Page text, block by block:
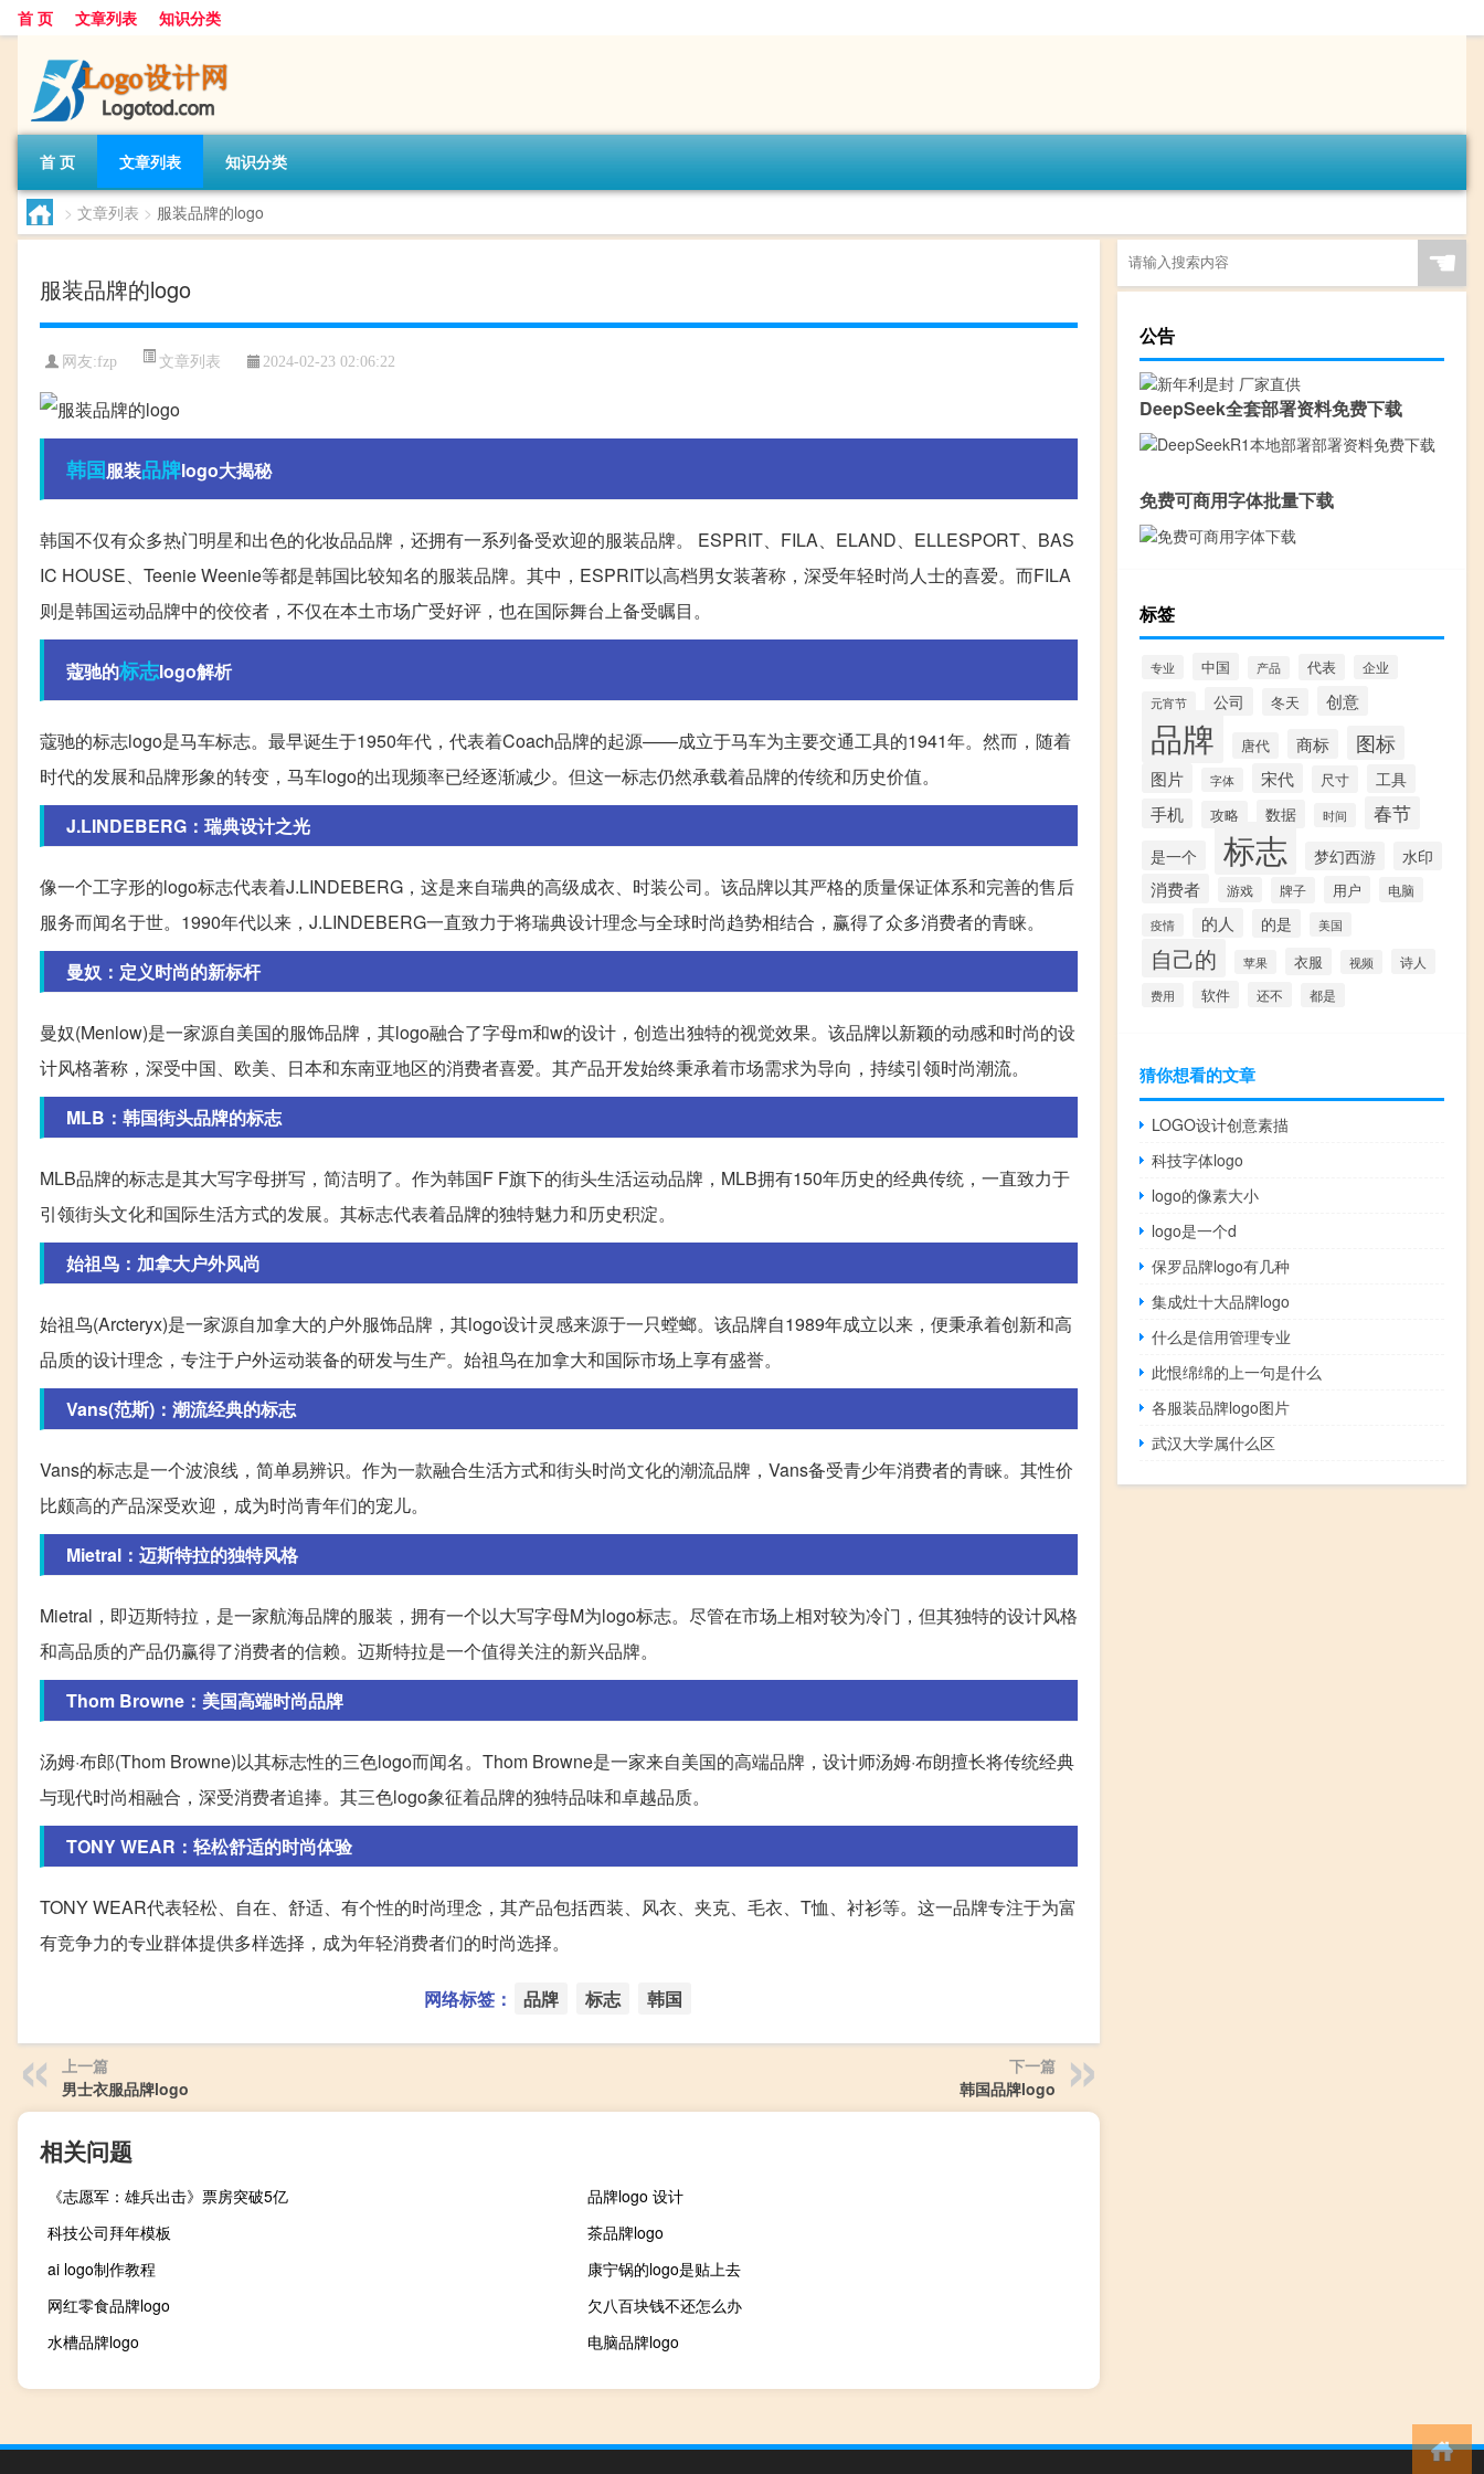
首 页 文章列表 知识分类
首 页 文章列表 知识分类
> 文章列表 > 服装品牌的logo
服装品牌的logo
网友:fzp 文章列表 2024-02-23 02:06:22
韩国服装品牌logo大揭秘
韩国不仅有众多热门明星和出色的化妆品品牌，还拥有一系列备受欢迎的服装品牌。 ESPRIT、FILA、ELAND、ELLESPORT、BAS
IC HOUSE、Teenie Weenie等都是韩国比较知名的服装品牌。其中，ESPRIT以高档男女装著称，深受年轻时尚人士的喜爱。而FILA
则是韩国运动品牌中的佼佼者，不仅在本土市场广受好评，也在国际舞台上备受瞩目。
蔻驰的标志logo解析
蔻驰的标志logo是马车标志。最早诞生于1950年代，代表着Coach品牌的起源——成立于马车为主要交通工具的1941年。然而，随着
时代的发展和品牌形象的转变，马车logo的出现频率已经逐渐减少。但这一标志仍然承载着品牌的传统和历史价值。
J.LINDEBERG：瑞典设计之光
像一个工字形的logo标志代表着J.LINDEBERG，这是来自瑞典的高级成衣、时装公司。该品牌以其严格的质量保证体系和完善的售后
服务而闻名于世。1990年代以来，J.LINDEBERG一直致力于将瑞典设计理念与全球时尚趋势相结合，赢得了众多消费者的青睐。
曼奴：定义时尚的新标杆
曼奴(Menlow)是一家源自美国的服饰品牌，其logo融合了字母m和w的设计，创造出独特的视觉效果。该品牌以新颖的动感和时尚的设
计风格著称，深受中国、欧美、日本和东南亚地区的消费者喜爱。其产品开发始终秉承着市场需求为导向，持续引领时尚潮流。
MLB：韩国街头品牌的标志
MLB品牌的标志是其大写字母拼写，简洁明了。作为韩国F F旗下的街头生活运动品牌，MLB拥有150年历史的经典传统，一直致力于
引领街头文化和国际生活方式的发展。其标志代表着品牌的独特魅力和历史积淀。
始祖鸟：加拿大户外风尚
始祖鸟(Arcteryx)是一家源自加拿大的户外服饰品牌，其logo设计灵感来源于一只螳螂。该品牌自1989年成立以来，便秉承着创新和高
品质的设计理念，专注于户外运动装备的研发与生产。始祖鸟在加拿大和国际市场上享有盛誉。
Vans(范斯)：潮流经典的标志
Vans的标志是一个波浪线，简单易辨识。作为一款融合生活方式和街头时尚文化的潮流品牌，Vans备受青少年消费者的青睐。其性价
比颇高的产品深受欢迎，成为时尚青年们的宠儿。
Mietral：迈斯特拉的独特风格
Mietral，即迈斯特拉，是一家航海品牌的服装，拥有一个以大写字母M为logo标志。尽管在市场上相对较为冷门，但其独特的设计风格
和高品质的产品仍赢得了消费者的信赖。迈斯特拉是一个值得关注的新兴品牌。
Thom Browne：美国高端时尚品牌
汤姆·布郎(Thom Browne)以其标志性的三色logo而闻名。Thom Browne是一家来自美国的高端品牌，设计师汤姆·布朗擅长将传统经典
与现代时尚相融合，深受消费者追捧。其三色logo象征着品牌的独特品味和卓越品质。
TONY WEAR：轻松舒适的时尚体验
TONY WEAR代表轻松、自在、舒适、有个性的时尚理念，其产品包括西装、风衣、夹克、毛衣、T恤、衬衫等。这一品牌专注于为富
有竞争力的专业群体提供多样选择，成为年轻消费者们的时尚选择。
网络标签： 品牌 标志 韩国
上一篇
男士衣服品牌logo
下一篇
韩国品牌logo
相关问题
《志愿军：雄兵出击》票房突破5亿
品牌logo 设计
科技公司拜年模板
茶品牌logo
ai logo制作教程
康宁锅的logo是贴上去
网红零食品牌logo
欠八百块钱不还怎么办
水槽品牌logo
电脑品牌logo
☚
公告
DeepSeek全套部署资料免费下载
免费可商用字体批量下载
标签
专业 中国 产品 代表 企业
元宵节 公司 冬天 创意
品牌 唐代 商标 图标
图片 字体 宋代 尺寸 工具
手机 攻略 数据 时间 春节
是一个 标志 梦幻西游 水印
消费者 游戏 牌子 用户 电脑
疫情 的人 的是 美国
自己的 苹果 衣服 视频 诗人
费用 软件 还不 都是
猜你想看的文章
LOGO设计创意素描
科技字体logo
logo的像素大小
logo是一个d
保罗品牌logo有几种
集成灶十大品牌logo
什么是信用管理专业
此恨绵绵的上一句是什么
各服装品牌logo图片
武汉大学属什么区